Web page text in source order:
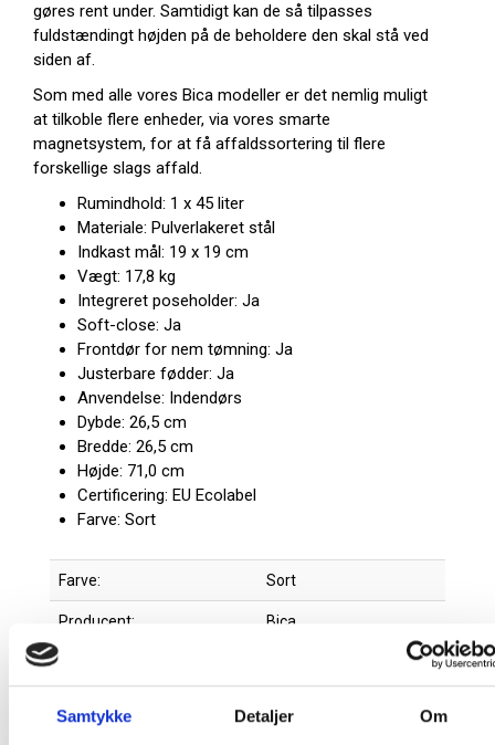
Samtykke Detaljer Om
gøres rent under. Samtidigt kan de så tilpasses
fuldstændingt højden på de beholdere den skal stå ved
siden af.
Som med alle vores Bica modeller er det nemlig muligt
at tilkoble flere enheder, via vores smarte
magnetsystem, for at få affaldssortering til flere
forskellige slags affald.
Rumindhold: 1 x 45 liter
Materiale: Pulverlakeret stål
Indkast mål: 19 x 19 cm
Vægt: 17,8 kg
Integreret poseholder: Ja
Soft-close: Ja
Frontdør for nem tømning: Ja
Justerbare fødder: Ja
Anvendelse: Indendørs
Dybde: 26,5 cm
Bredde: 26,5 cm
Højde: 71,0 cm
Certificering: EU Ecolabel
Farve: Sort
Farve: Sort
Producent: Bica